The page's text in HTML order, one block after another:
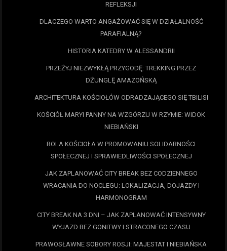
REFLEKSJI
DLACZEGO WARTO ANGAŻOWAĆ SIĘ W DZIAŁALNOŚĆ
PARAFIALNĄ?
HISTORIA KATEDRY W ALESSANDRII
PRZEŻYJ NIEZWYKŁĄ PRZYGODĘ: TREKKING PRZEZ
DŻUNGLĘ AMAZOŃSKĄ
ARCHITEKTURA KOŚCIOŁÓW ODRADZAJĄCEGO SIĘ TBILISI
KOŚCIÓŁ MARYI PANNY NA WZGÓRZU W RZYMIE: WIDOK
NIEBIAŃSKI
ROLA KOŚCIOŁA W PROMOWANIU SOLIDARNOŚCI
SPOŁECZNEJ I SPRAWIEDLIWOŚCI SPOŁECZNEJ
JAK ZAPLANOWAĆ CITY BREAK BEZ CODZIENNEGO
WRACANIA DO NOCLEGU: LOKALIZACJA, DOJAZDY I
HARMONOGRAM
CITY BREAK NA 3 DNI – JAK ZAPLANOWAĆ INTENSYWNY
WYJAZD BEZ GONITWY I STRACONEGO CZASU
PRAWOSŁAWNE SOBORY ROSJI: MAJESTAT I NIEBIAŃSKA